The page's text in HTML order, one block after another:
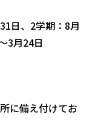
日、2学期：8月
3月24日
に備え付けてお